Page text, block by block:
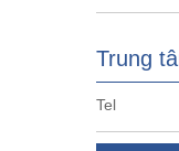
Trung
Tel